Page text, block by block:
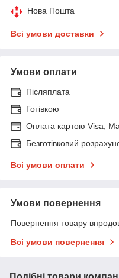
Нова Пошта
Всі умови доставки
Умови оплати
Післяплата
Готівкою
Оплата картою Visa,
Безготівковий
Всі умови оплати
Умови повернення
Повернення товару
Всі умови повернення